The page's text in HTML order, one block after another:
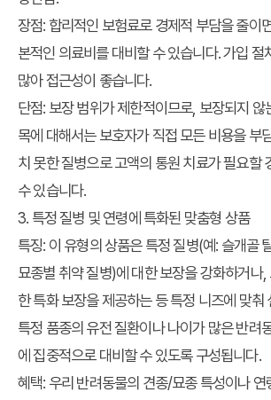
장점: 합리적인 보험료로 경제적 부담을 줄이
본적인 의료비를 대비할 수 있습니다. 가입 절
많아 접근성이 좋습니다.
단점: 보장 범위가 제한적이므로, 보장되지 않
목에 대해서는 보호자가 직접 모든 비용을 부
치 못한 질병으로 고액의 통원 치료가 필요할
수 있습니다.
3. 특정 질병 및 연령에 특화된 맞춤형 상품
특징: 이 유형의 상품은 특정 질병(예: 슬개골
묘종별 취약 질병)에 대한 보장을 강화하거나,
한 특화 보장을 제공하는 등 특정 니즈에 맞춰
특정 품종의 유전 질환이나 나이가 많은 반려
에 집중적으로 대비할 수 있도록 구성됩니다.
혜택: 우리 반려동물의 견종/묘종 특성이나 연